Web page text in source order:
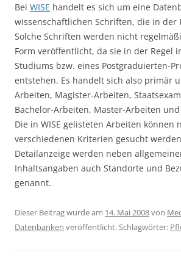
Bei WISE handelt es sich um eine
wissenschaftlichen Schriften, die in der
Solche Schriften werden nicht
Form veröffentlicht, da sie in der Regel
Studiums bzw. eines Postgraduierten-
entstehen. Es handelt sich also primär
Arbeiten, Magister-Arbeiten,
Bachelor-Arbeiten, Master-Arbeiten
Die in WISE gelisteten Arbeiten können
verschiedenen Kriterien gesucht
Detailanzeige werden neben
Inhaltsangaben auch Standorte und
genannt.
Dieser Beitrag wurde am 14. Mai 2008von
Datenbanken veröffentlicht. Schlagwörter: